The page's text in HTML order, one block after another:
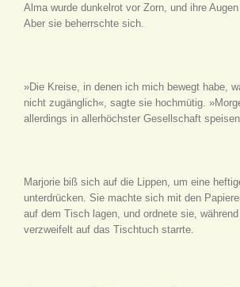
Alma wurde dunkelrot vor Zorn, und ihre
Aber sie beherrschte sich.
»Die Kreise, in denen ich mich bewegt habe,
nicht zugänglich«, sagte sie hochmütig.
allerdings in allerhöchster Gesellschaft
Marjorie biß sich auf die Lippen, um eine
unterdrücken. Sie machte sich mit den
auf dem Tisch lagen, und ordnete sie,
verzweifelt auf das Tischtuch starrte.